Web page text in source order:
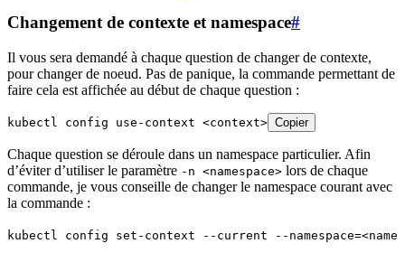
Changement de contexte et namespace#
Il vous sera demandé à chaque question de changer de contexte,
pour changer de noeud. Pas de panique, la commande permettant de
faire cela est affichée au début de chaque question :
kubectl config use-context <context> Copier
Chaque question se déroule dans un namespace particulier. Afin
d’éviter d’utiliser le paramètre -n <namespace> lors de chaque
commande, je vous conseille de changer le namespace courant avec
la commande :
kubectl config set-context --current --